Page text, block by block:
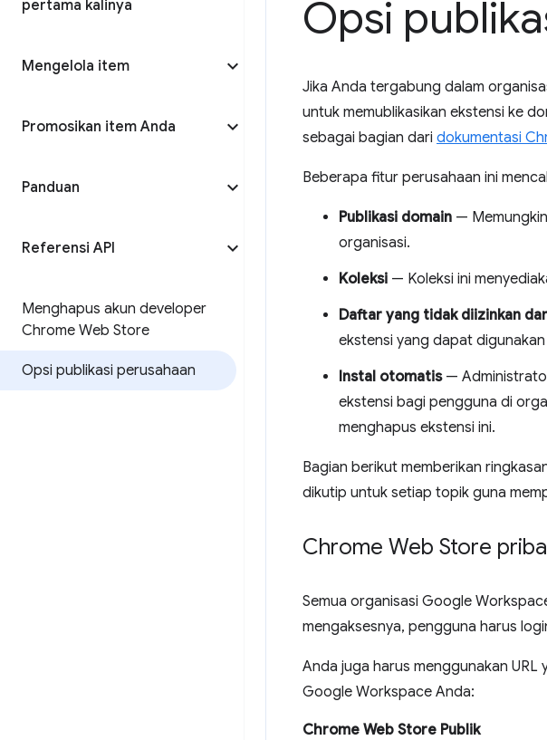
pertama kalinya
Mengelola item
Promosikan item Anda
Panduan
Referensi API
Menghapus akun developer
Chrome Web Store
Opsi publikasi perusahaan
Opsi
Jika Anda tergabung dalam
untuk memublikasikan ekstensi ke
sebagai bagian dari dokumentasi
Beberapa fitur perusahaan ini
Publikasi domain —
organisasi.
Koleksi — Koleksi ini
Daftar yang tidak diizinkan
ekstensi yang dapat
Instal otomatis—
ekstensi bagi pengguna di
menghapus ekstensi ini.
Bagian berikut memberikan
dikutip untuk setiap topik guna
Chrome Web Store
Semua organisasi Google
mengaksesnya, pengguna harus
Anda juga harus menggunakan
Google Workspace Anda:
Chrome Web Store Publik